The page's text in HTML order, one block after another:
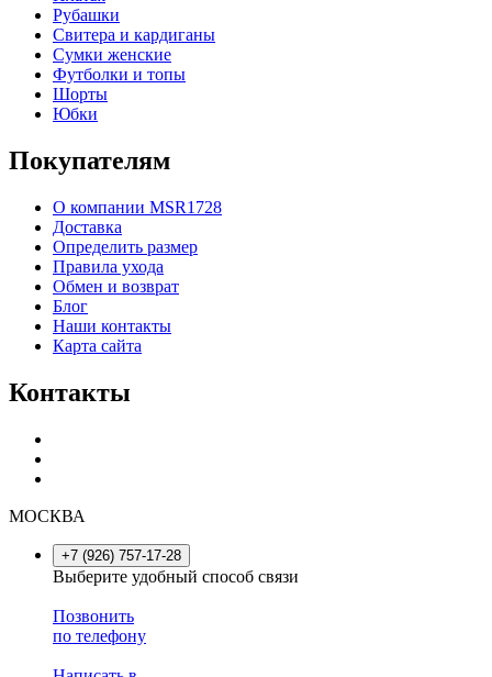
Рубашки
Свитера и кардиганы
Сумки женские
Футболки и топы
Шорты
Юбки
Покупателям
О компании MSR1728
Доставка
Определить размер
Правила ухода
Обмен и возврат
Блог
Наши контакты
Карта сайта
Контакты
МОСКВА
+7 (926) 757-17-28
Выберите удобный способ связи
Позвонить
по телефону